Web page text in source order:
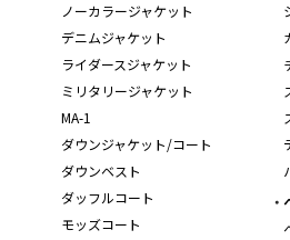
ノーカラージャケット
デニムジャケット
ライダースジャケット
ミリタリージャケット
MA-1
ダウンジャケット/コート
ダウンベスト
ダッフルコート
モッズコート